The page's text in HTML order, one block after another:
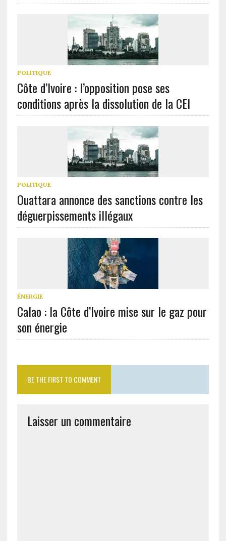
POLITIQUE
Côte d’Ivoire : l’opposition pose ses
conditions après la dissolution de la CEI
POLITIQUE
Ouattara annonce des sanctions contre les
déguerpissements illégaux
ÉNERGIE
Calao : la Côte d’Ivoire mise sur le gaz pour
son énergie
BE THE FIRST TO COMMENT
Laisser un commentaire